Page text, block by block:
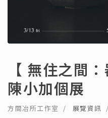
【 無住之間
陳小加個展
方間冶所工作室 展覽資訊